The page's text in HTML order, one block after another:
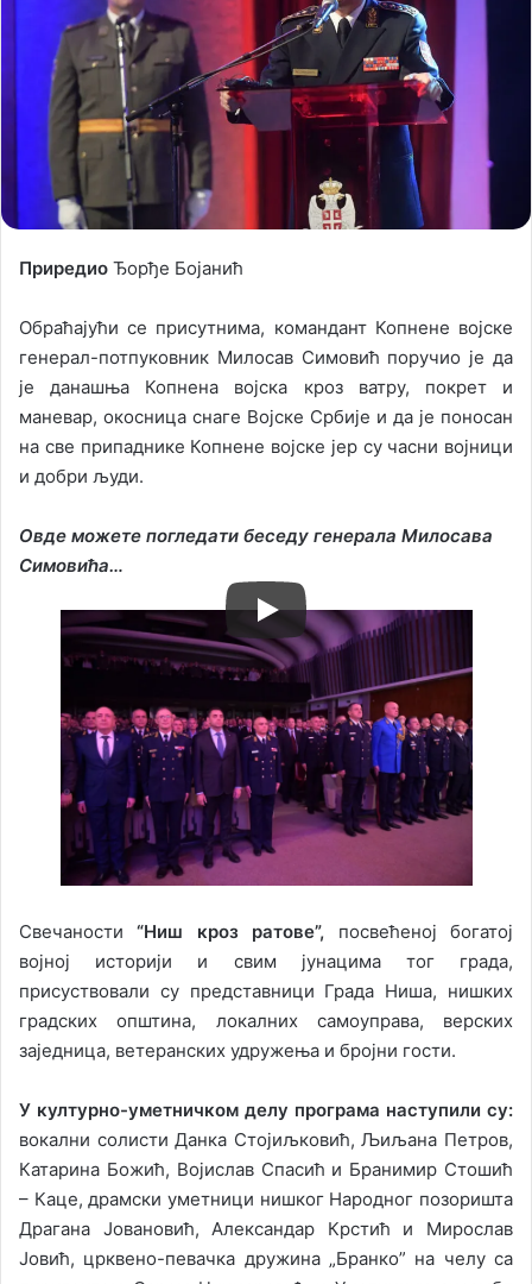
o
X
e
m
Приредио Ђорђе Бојанић
Обраћајући се присутнима, командант Копнене војске
генерал-потпуковник Милосав Симовић поручио је да
је данашња Копнена војска кроз ватру, покрет и
маневар, окосница снаге Војске Србије и да је поносан
на све припаднике Копнене војске јер су часни војници
и добри људи.
Овде можете погледати беседу генерала Милосава
Симовића…
Свечаности “Ниш кроз ратове”, посвећеној богатој
војној историји и свим јунацима тог града,
присуствовали су представници Града Ниша, нишких
градских општина, локалних самоуправа, верских
заједница, ветеранских удружења и бројни гости.
У културно-уметничком делу програма наступили су:
вокални солисти Данка Стојиљковић, Љиљана Петров,
Катарина Божић, Војислав Спасић и Бранимир Стошић
– Каце, драмски уметници нишког Народног позоришта
Драгана Јовановић, Александар Крстић и Мирослав
Јовић, црквено-певачка дружина „Бранко” на челу са